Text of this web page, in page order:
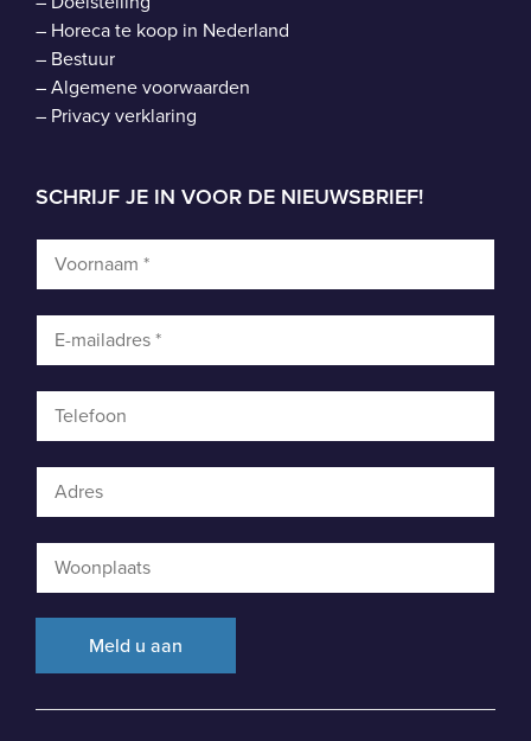
– Horeca te koop in Nederland
– Bestuur
–Algemene voorwaarden
– Privacy verklaring
SCHRIJF JE IN VOOR DE NIEUWSBRIEF!